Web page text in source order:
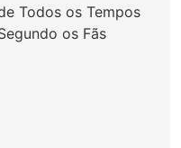
Todos os Tempos
os Fãs